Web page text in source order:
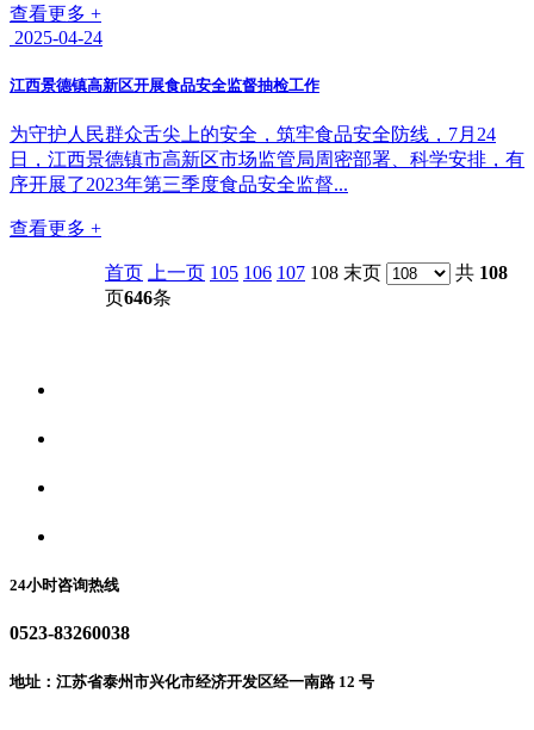
查看更多 +
2025-04-24
江西景德镇高新区开展食品安全监督抽检工作
为守护人民群众舌尖上的安全，筑牢食品安全防线，7月24
日，江西景德镇市高新区市场监管局周密部署、科学安排，有
序开展了2023年第三季度食品安全监督...
查看更多 +
首页 上一页 105 106 107 108 末页 共 108
页646条
24小时咨询热线
0523-83260038
地址：江苏省泰州市兴化市经济开发区经一南路 12 号